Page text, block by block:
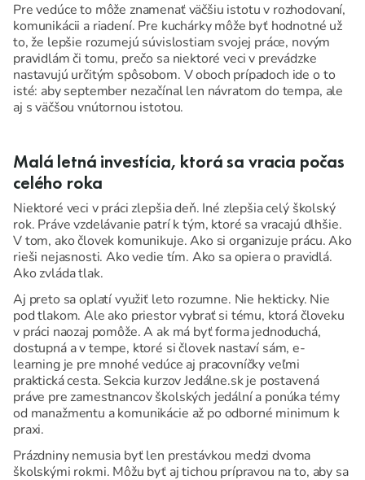
Pre vedúce to môže znamenať väčšiu istotu v rozhodovaní,
komunikácii a riadení. Pre kuchárky môže byť hodnotné už
to, že lepšie rozumejú súvislostiam svojej práce, novým
pravidlám či tomu, prečo sa niektoré veci v prevádzke
nastavujú určitým spôsobom. V oboch prípadoch ide o to
isté: aby september nezačínal len návratom do tempa, ale
aj s väčšou vnútornou istotou.
Malá letná investícia, ktorá sa vracia počas
celého roka
Niektoré veci v práci zlepšia deň. Iné zlepšia celý školský
rok. Práve vzdelávanie patrí k tým, ktoré sa vracajú dlhšie.
V tom, ako človek komunikuje. Ako si organizuje prácu. Ako
rieši nejasnosti. Ako vedie tím. Ako sa opiera o pravidlá.
Ako zvláda tlak.
Aj preto sa oplatí využiť leto rozumne. Nie hekticky. Nie
pod tlakom. Ale ako priestor vybrať si tému, ktorá človeku
v práci naozaj pomôže. A ak má byť forma jednoduchá,
dostupná a v tempe, ktoré si človek nastaví sám, e-
learning je pre mnohé vedúce aj pracovníčky veľmi
praktická cesta. Sekcia kurzov Jedálne.sk je postavená
práve pre zamestnancov školských jedální a ponúka témy
od manažmentu a komunikácie až po odborné minimum k
praxi.
Prázdniny nemusia byť len prestávkou medzi dvoma
školskými rokmi. Môžu byť aj tichou prípravou na to, aby sa